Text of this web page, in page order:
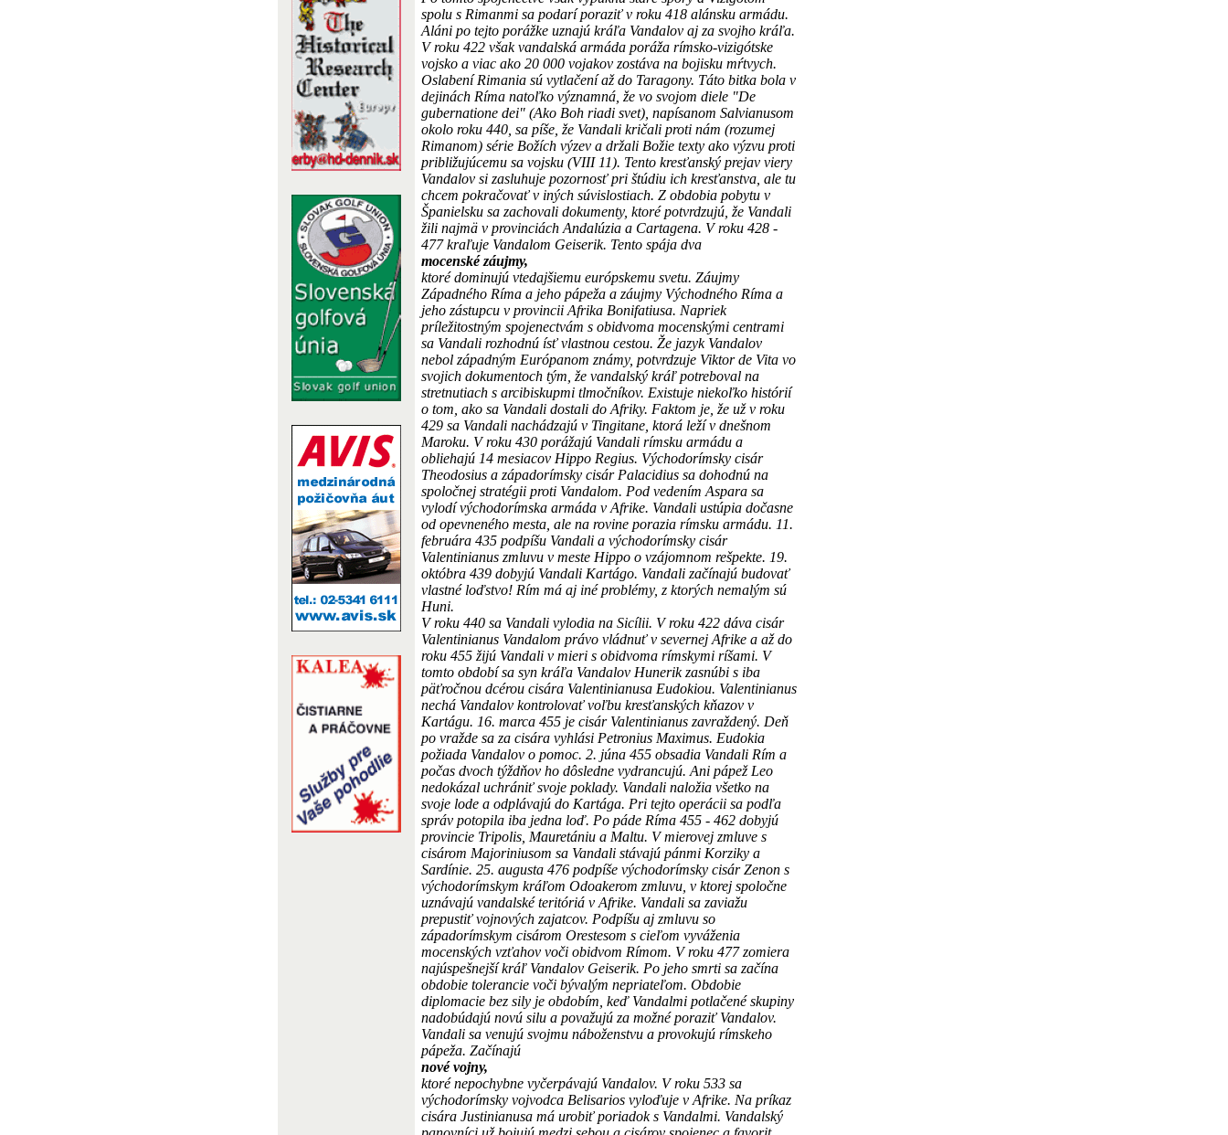
spolu s Rimanmi sa podarí poraziť v roku 418 alánsku armádu.
Aláni po tejto porážke uznajú kráľa Vandalov aj za svojho kráľa.
V roku 422 však vandalská armáda poráža rímsko-vizigótske
vojsko a viac ako 20 000 vojakov zostáva na bojisku mŕtvych.
Oslabení Rimania sú vytlačení až do Taragony. Táto bitka bola v
dejinách Ríma natoľko významná, že vo svojom diele "De
gubernatione dei" (Ako Boh riadi svet), napísanom Salvianusom
okolo roku 440, sa píše, že Vandali kričali proti nám (rozumej
Rimanom) série Božích výzev a držali Božie texty ako výzvu proti
približujúcemu sa vojsku (VIII 11). Tento kresťanský prejav viery
Vandalov si zasluhuje pozornosť pri štúdiu ich kresťanstva, ale tu
chcem pokračovať v iných súvislostiach. Z obdobia pobytu v
Španielsku sa zachovali dokumenty, ktoré potvrdzujú, že Vandali
žili najmä v provinciách Andalúzia a Cartagena. V roku 428 -
477 kraľuje Vandalom Geiserik. Tento spája dva
mocenské záujmy,
ktoré dominujú vtedajšiemu európskemu svetu. Záujmy
Západného Ríma a jeho pápeža a záujmy Východného Ríma a
jeho zástupcu v provincii Afrika Bonifatiusa. Napriek
príležitostným spojenectvám s obidvoma mocenskými centrami
sa Vandali rozhodnú ísť vlastnou cestou. Že jazyk Vandalov
nebol západným Európanom známy, potvrdzuje Viktor de Vita vo
svojich dokumentoch tým, že vandalský kráľ potreboval na
stretnutiach s arcibiskupmi tlmočníkov. Existuje niekoľko histórií
o tom, ako sa Vandali dostali do Afriky. Faktom je, že už v roku
429 sa Vandali nachádzajú v Tingitane, ktorá leží v dnešnom
Maroku. V roku 430 porážajú Vandali rímsku armádu a
obliehajú 14 mesiacov Hippo Regius. Východorímsky cisár
Theodosius a západorímsky cisár Palacidius sa dohodnú na
spoločnej stratégii proti Vandalom. Pod vedením Aspara sa
vylodí východorímska armáda v Afrike. Vandali ustúpia dočasne
od opevneného mesta, ale na rovine porazia rímsku armádu. 11.
februára 435 podpíšu Vandali a východorímsky cisár
Valentinianus zmluvu v meste Hippo o vzájomnom rešpekte. 19.
októbra 439 dobyjú Vandali Kartágo. Vandali začínajú budovať
vlastné loďstvo! Rím má aj iné problémy, z ktorých nemalým sú
Huni.
V roku 440 sa Vandali vylodia na Sicílii. V roku 422 dáva cisár
Valentinianus Vandalom právo vládnuť v severnej Afrike a až do
roku 455 žijú Vandali v mieri s obidvoma rímskymi ríšami. V
tomto období sa syn kráľa Vandalov Hunerik zasnúbi s iba
päťročnou dcérou cisára Valentinianusa Eudokiou. Valentinianus
nechá Vandalov kontrolovať voľbu kresťanských kňazov v
Kartágu. 16. marca 455 je cisár Valentinianus zavraždený. Deň
po vražde sa za cisára vyhlási Petronius Maximus. Eudokia
požiada Vandalov o pomoc. 2. júna 455 obsadia Vandali Rím a
počas dvoch týždňov ho dôsledne vydrancujú. Ani pápež Leo
nedokázal uchrániť svoje poklady. Vandali naložia všetko na
svoje lode a odplávajú do Kartága. Pri tejto operácii sa podľa
správ potopila iba jedna loď. Po páde Ríma 455 - 462 dobyjú
provincie Tripolis, Mauretániu a Maltu. V mierovej zmluve s
cisárom Majoriniusom sa Vandali stávajú pánmi Korziky a
Sardínie. 25. augusta 476 podpíše východorímsky cisár Zenon s
východorímskym kráľom Odoakerom zmluvu, v ktorej spoločne
uznávajú vandalské teritóriá v Afrike. Vandali sa zaviažu
prepustiť vojnových zajatcov. Podpíšu aj zmluvu so
západorímskym cisárom Orestesom s cieľom vyváženia
mocenských vzťahov voči obidvom Rímom. V roku 477 zomiera
najúspešnejší kráľ Vandalov Geiserik. Po jeho smrti sa začína
obdobie tolerancie voči bývalým nepriateľom. Obdobie
diplomacie bez sily je obdobím, keď Vandalmi potlačené skupiny
nadobúdajú novú silu a považujú za možné poraziť Vandalov.
Vandali sa venujú svojmu náboženstvu a provokujú rímskeho
pápeža. Začínajú
nové vojny,
ktoré nepochybne vyčerpávajú Vandalov. V roku 533 sa
východorímsky vojvodca Belisarios vyloďuje v Afrike. Na príkaz
cisára Justinianusa má urobiť poriadok s Vandalmi. Vandalský